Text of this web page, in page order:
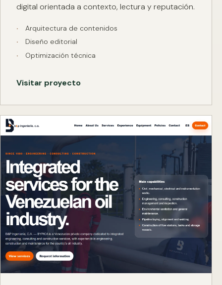
digital orientada a contexto, lectura y reputación.
Arquitectura de contenidos
Diseño editorial
Optimización técnica
Visitar proyecto